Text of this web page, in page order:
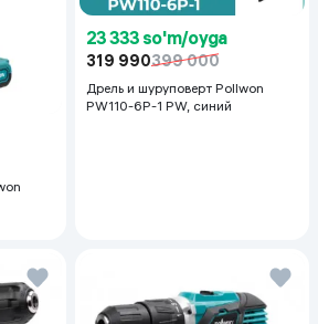
23 333 so'm/oyga
319 990399 000
Дрель и шуруповерт Pollwon
PW110-6P-1 PW, синий